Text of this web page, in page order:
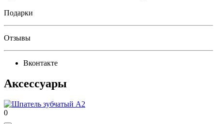
Подарки
Отзывы
Вконтакте
Аксессуары
0